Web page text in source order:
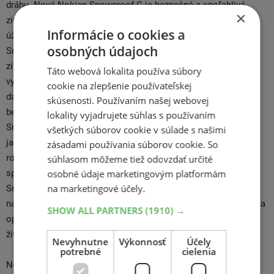
dráhu. Nová Nokian Snowproof C je bezpečná a spoľahlivá
zimná pneumatika Nokian Snowproof C určená špeciálne pre
úžitkové vozidlá s vyššou hmotnosťou. Pneumatika Nokian
Snowproof C vyniká predovšetkým svojou bezpečnosťou v
zimných podmienkach, komfortom a odolnosťou. Vďaka
vynikajúcej priľnavosti na čerstvom i roztopenom snehu a za
dažďa zaručuje pneumatika Nokian Snowproof C vyspelou
bezpečnosť pri každodenných jazdách. Pneumatika Nokian
Snowproof C zaisťuje vyspelú bezpečnosť pri každodenných
jazdách a zaručuje vynikajúcu zimnú priľnavosť na čerstvom i
roztopenom snehu a za dažďa. Inovatívny dezén udrží auto v
správnej stope aj na klzkom povrchu. Pneumatika Nokian
Snowproof C bola vyvinutá tak, aby aj pri narastajúcom počte
najazdených kilometrov bola odolná voči vysokému zaťaženiu a
opotrebovaniu a zaručovala tak vynikajúcu kilometrovú
životnosť.
Nokian sa stal špecialistom a odborníkom na zimné
×
Informácie o cookies a
osobných údajoch
Táto webová lokalita používa súbory
cookie na zlepšenie používateľskej
skúsenosti. Používaním našej webovej
lokality vyjadrujete súhlas s používaním
všetkých súborov cookie v súlade s našimi
zásadami používania súborov cookie. So
súhlasom môžeme tiež odovzdať určité
osobné údaje marketingovým platformám
na marketingové účely.
SHOW ALL PARTNERS(1910) →
Nevyhnutne
potrebné
Výkonnosť
Účely
cielenia